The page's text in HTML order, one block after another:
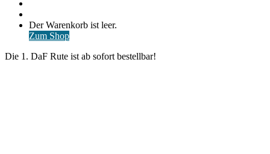
Warenkorb
ansehen
Der Warenkorb ist leer.
Zum Shop
Die 1. DaF Rute ist ab sofort bestellbar!